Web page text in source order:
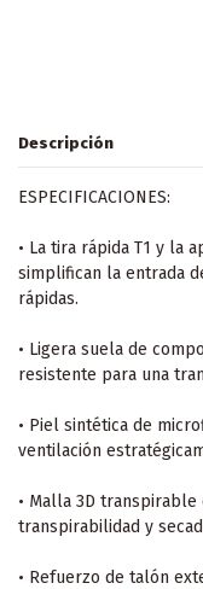
Descripción
ESPECIFICACIONES:
• La tira rápida T1 y la
simplifican la entrada
rápidas.
• Ligera suela de
resistente para una
• Piel sintética de
ventilación
• Malla 3D
transpirabilidad y
• Refuerzo de talón